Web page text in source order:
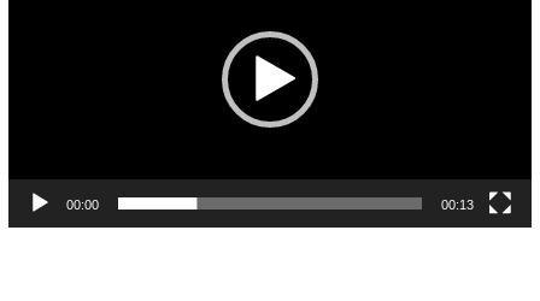
00:00 00:13